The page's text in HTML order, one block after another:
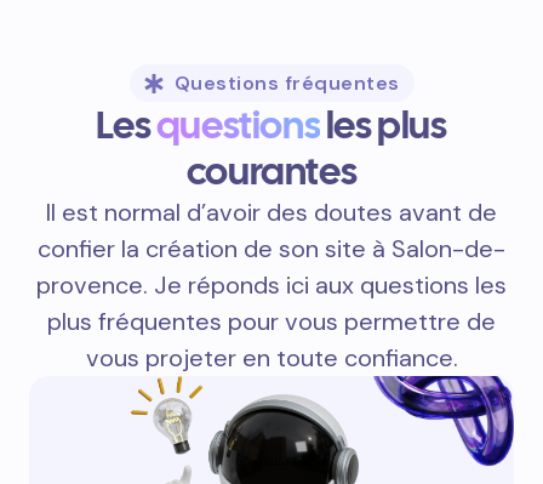
Questions fréquentes
Lesquestionsles plus
courantes
Il est normal d’avoir des doutes avant de
confier la création de son site à Salon-de-
provence. Je réponds ici aux questions les
plus fréquentes pour vous permettre de
vous projeter en toute confiance.